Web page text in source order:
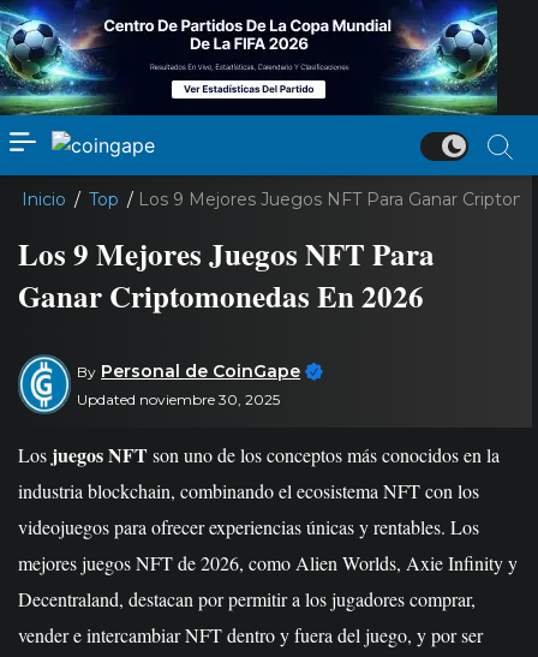
Inicio / Top / Los 9 Mejores Juegos NFT Para Ganar
Los 9 Mejores Juegos NFT Para
Ganar Criptomonedas En 2026
By Personal de CoinGape
Updated noviembre 30, 2025
Los juegos NFTson uno de los conceptos más conocidos en la
industria blockchain, combinando el ecosistema NFT con los
videojuegos para ofrecer experiencias únicas y rentables. Los
mejores juegos NFT de 2026, como Alien Worlds, Axie Infinity y
Decentraland, destacan por permitir a los jugadores comprar,
vender e intercambiar NFT dentro y fuera del juego, y por ser